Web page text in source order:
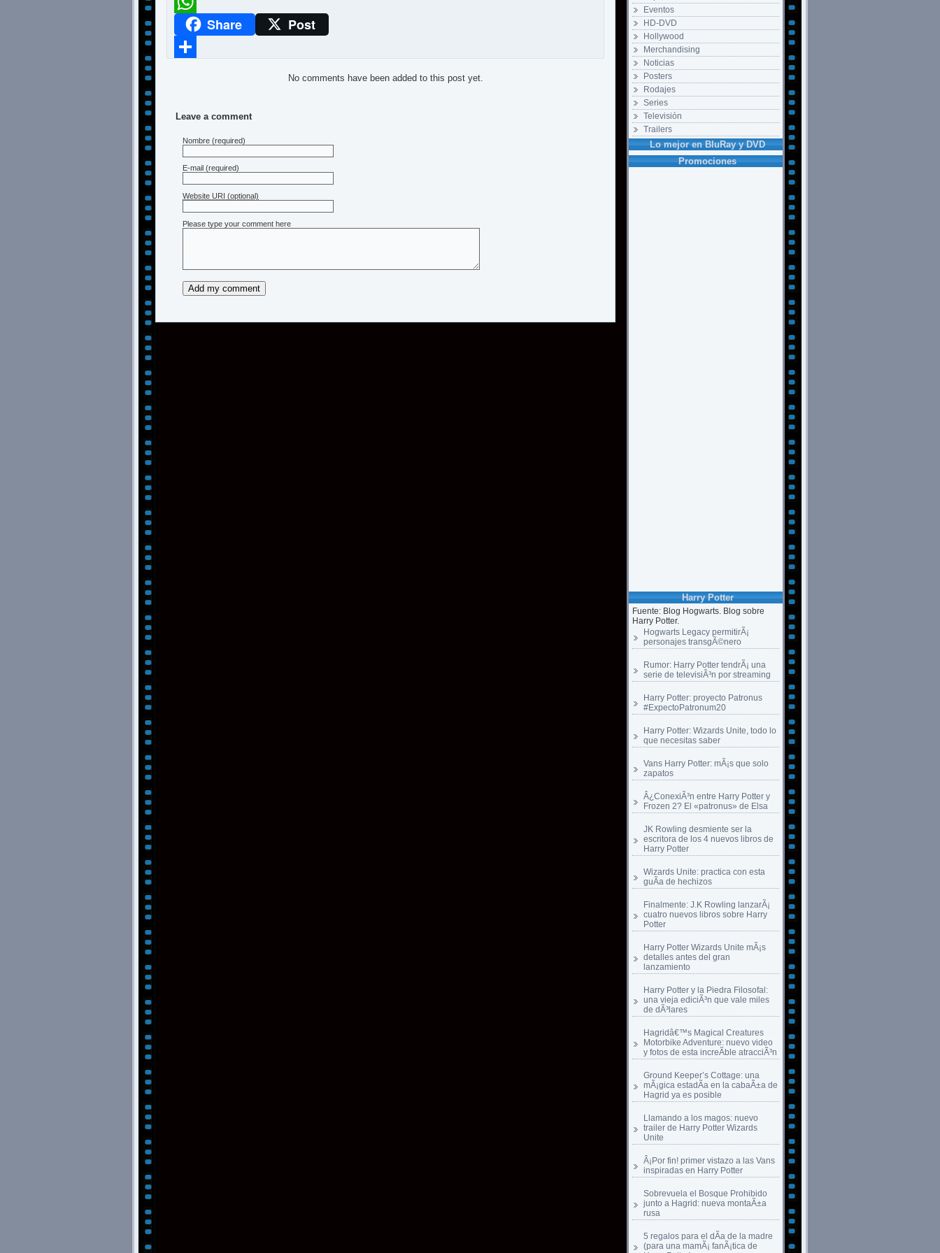
Eventos
HD-DVD
Hollywood
Merchandising
Noticias
Posters
Rodajes
Series
Televisión
Trailers
Lo mejor en BluRay y DVD
Promociones
Harry Potter
Fuente: Blog Hogwarts. Blog sobre
Harry Potter.
Hogwarts Legacy permitirÃ¡
personajes transgÃ©nero
Rumor: Harry Potter tendrÃ¡ una
serie de televisiÃ³n por streaming
Harry Potter: proyecto Patronus
#ExpectoPatronum20
Harry Potter: Wizards Unite, todo lo
que necesitas saber
Vans Harry Potter: mÃ¡s que solo
zapatos
Â¿ConexiÃ³n entre Harry Potter y
Frozen 2? El «patronus» de Elsa
JK Rowling desmiente ser la
escritora de los 4 nuevos libros de
Harry Potter
Wizards Unite: practica con esta
guÃ­a de hechizos
Finalmente: J.K Rowling lanzarÃ¡
cuatro nuevos libros sobre Harry
Potter
Harry Potter Wizards Unite mÃ¡s
detalles antes del gran
lanzamiento
Harry Potter y la Piedra Filosofal:
una vieja ediciÃ³n que vale miles
de dÃ³lares
Hagridâ€™s Magical Creatures
Motorbike Adventure: nuevo video
y fotos de esta increÃ­ble atracciÃ³n
Ground Keeper’s Cottage: una
mÃ¡gica estadÃ­a en la cabaÃ±a de
Hagrid ya es posible
Llamando a los magos: nuevo
trailer de Harry Potter Wizards
Unite
Â¡Por fin! primer vistazo a las Vans
inspiradas en Harry Potter
Sobrevuela el Bosque Prohibido
junto a Hagrid: nueva montaÃ±a
rusa
5 regalos para el dÃ­a de la madre
(para una mamÃ¡ fanÃ¡tica de
WhatsAppShare Post
No comments have been added to this post yet.
Leave a comment
Nombre (required)
E-mail (required)
Website URI (optional)
Please type your comment here